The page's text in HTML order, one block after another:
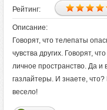
Рейтинг:
Описание:
Говорят, что телепаты
чувства других. Говорят,
личное пространство. Да и
газлайтеры. И знаете,
весело!